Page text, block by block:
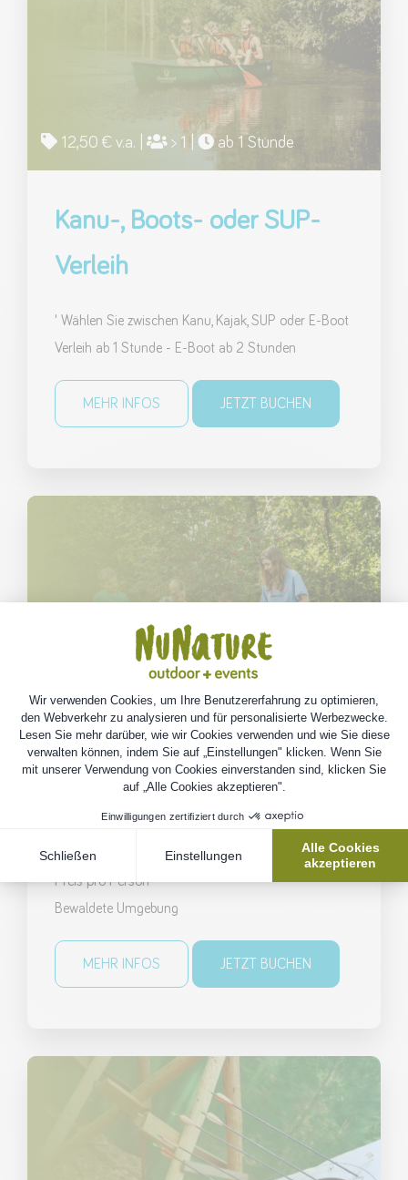
12,50 € v.a. | > 1 | ab 1 Stunde
Kanu-, Boots- oder SUP-
Verleih
' Wählen Sie zwischen Kanu, Kajak, SUP oder E-Boot
Verleih ab 1 Stunde - E-Boot ab 2 Stunden
MEHR INFOS JETZT BUCHEN
7,50 € | > 2 Personen | max. 2 Stunden
Wald-Golf
' 1,5 bis 2 Stunden (inkl. Erklärungen)
Preis pro Person
Bewaldete Umgebung
MEHR INFOS JETZT BUCHEN